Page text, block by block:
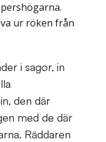
ur röken från
i sagor, in
den där
med de där
Räddaren